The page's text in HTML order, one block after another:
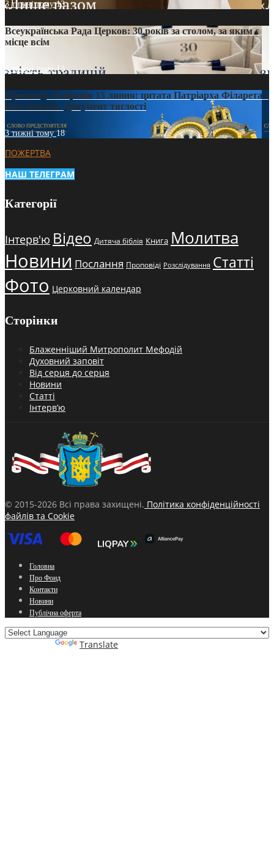
3 тижні тому13
Всеукраїнська Рада Церков: 30 років за столом, за яким є
місце всім
3 тижні тому13
Проповідь Епіфанія 15 липня: цитата Патріарха Філарета з
його амвона. Документ тяглості
3 тижні тому18
ПОЖЕРТВА
НАШ ТЕЛЕГРАМ
Категорії
Інтерв'ю Відео Дитяча біблія Книга Молитва
Новини Послання Проповіді Розслідування Статті
Фото Церковний календар
Сторінки
Блаженніший Митрополит Мефодій
Духовний заповіт
Від серця до серця
Новини
Статті
Інтерв’ю
© 2015-2026 Всі права захищені. Політика конфіденційності
файлів та Cookie
Головна
Про Фонд
Контакти
Новини
Публічна оферта
Translate